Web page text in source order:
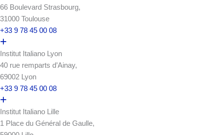
66 Boulevard Strasbourg,
31000 Toulouse
+33 9 78 45 00 08
Institut Italiano Lyon
40 rue remparts d’Ainay,
69002 Lyon
+33 9 78 45 00 08
Institut Italiano Lille
1 Place du Général de Gaulle,